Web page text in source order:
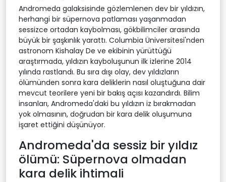
Andromeda galaksisinde gözlemlenen dev bir yıldızın,
herhangi bir süpernova patlaması yaşanmadan
sessizce ortadan kaybolması, gökbilimciler arasında
büyük bir şaşkınlık yarattı. Columbia Üniversitesi'nden
astronom Kishalay De ve ekibinin yürüttüğü
araştırmada, yıldızın kayboluşunun ilk izlerine 2014
yılında rastlandı. Bu sıra dışı olay, dev yıldızların
ölümünden sonra kara deliklerin nasıl oluştuğuna dair
mevcut teorilere yeni bir bakış açısı kazandırdı. Bilim
insanları, Andromeda'daki bu yıldızın iz bırakmadan
yok olmasının, doğrudan bir kara delik oluşumuna
işaret ettiğini düşünüyor.
Andromeda'da sessiz bir yıldız
ölümü: Süpernova olmadan
kara delik ihtimali